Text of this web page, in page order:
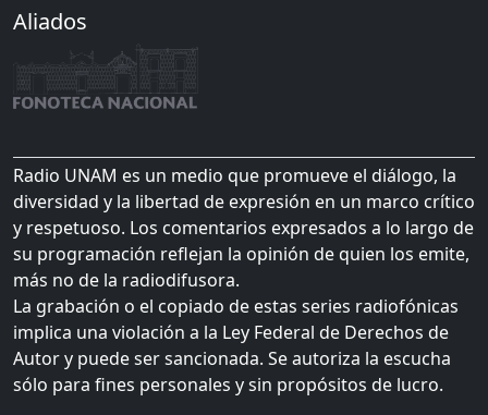
Aliados
Radio UNAM es un medio que promueve el diálogo, la
diversidad y la libertad de expresión en un marco crítico
y respetuoso. Los comentarios expresados a lo largo de
su programación reflejan la opinión de quien los emite,
más no de la radiodifusora.
La grabación o el copiado de estas series radiofónicas
implica una violación a la Ley Federal de Derechos de
Autor y puede ser sancionada. Se autoriza la escucha
sólo para fines personales y sin propósitos de lucro.